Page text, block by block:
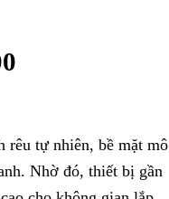
rêu tự nhiên, bề mặt mô
Nhờ đó, thiết bị gần